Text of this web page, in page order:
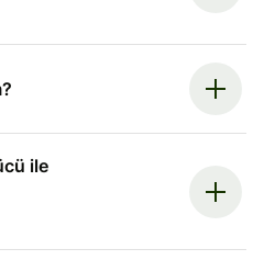
ile